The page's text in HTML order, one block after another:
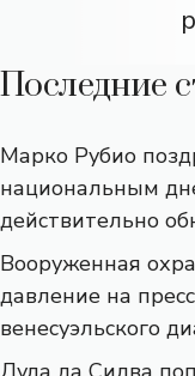
Последние
Марко Рубио
национальным
действительно
Вооруженная
давление на
венесуэльского